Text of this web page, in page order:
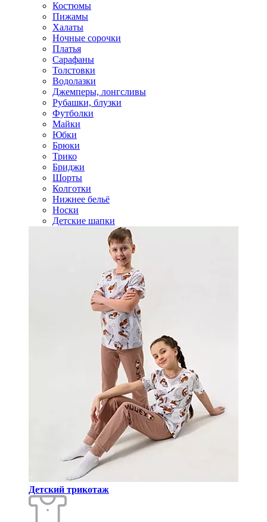
Костюмы
Пижамы
Халаты
Ночные сорочки
Платья
Сарафаны
Толстовки
Водолазки
Джемперы, лонгсливы
Рубашки, блузки
Футболки
Майки
Юбки
Брюки
Трико
Бриджи
Шорты
Колготки
Нижнее бельё
Носки
Детские шапки
Детский трикотаж